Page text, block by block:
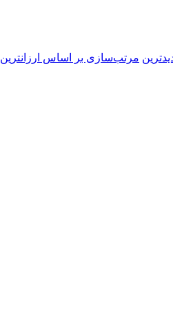
مرتب‌سازی بر اساس ارزانترین